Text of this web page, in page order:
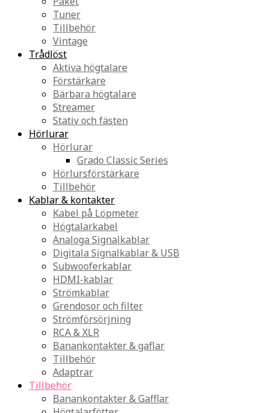
Tuner
Tillbehör
Vintage
Trådlöst
Aktiva högtalare
Förstärkare
Bärbara högtalare
Streamer
Stativ och fästen
Hörlurar
Hörlurar
Grado Classic Series
Hörlursförstärkare
Tillbehör
Kablar & kontakter
Kabel på Löpmeter
Högtalarkabel
Analoga Signalkablar
Digitala Signalkablar & USB
Subwooferkablar
HDMI-kablar
Strömkablar
Grendosor och filter
Strömförsörjning
RCA & XLR
Banankontakter & gaflar
Tillbehör
Adaptrar
Tillbehör
Banankontakter & Gafflar